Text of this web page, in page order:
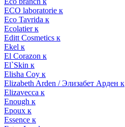
ECO laboratorie к
Eco Tavrida к
Ecolatier к
Editt Cosmetics к
Ekel к
El Corazon к
El`Skin к
Elisha Coy к
Elizabeth Arden / Элизабет Арден к
Elizavecca к
Enough к
Epoux к
Essence к